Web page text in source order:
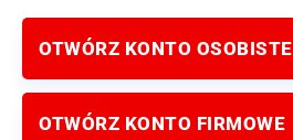
OTWÓRZ KONTO OSOBISTE
OTWÓRZ KONTO FIRMOWE